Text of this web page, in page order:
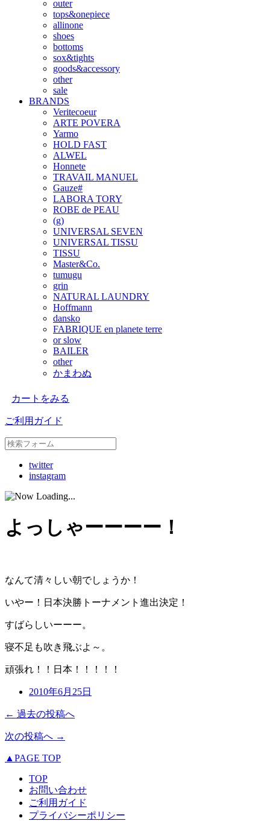
outer
tops&onepiece
allinone
shoes
bottoms
sox&tights
goods&accessory
other
sale
BRANDS
Veritecoeur
ARTE POVERA
Yarmo
HOLD FAST
ALWEL
Honnete
TRAVAIL MANUEL
Gauze#
LABORA TORY
ROBE de PEAU
(g)
UNIVERSAL SEVEN
UNIVERSAL TISSU
TISSU
Master&Co.
tumugu
grin
NATURAL LAUNDRY
Hoffmann
dansko
FABRIQUE en planete terre
or slow
BAILER
other
かまわぬ
カートをみる
ご利用ガイド
twitter
instagram
よっしゃーーーー！
なんて清々しい朝でしょうか！
いやー！日本決勝トーナメント進出決定！
すばらしいーーー。
寝不足も吹き飛ぶよ～。
頑張れ！！日本！！！！！
2010年6月25日
← 過去の投稿へ
次の投稿へ →
▲PAGE TOP
TOP
お問い合わせ
ご利用ガイド
プライバシーポリシー